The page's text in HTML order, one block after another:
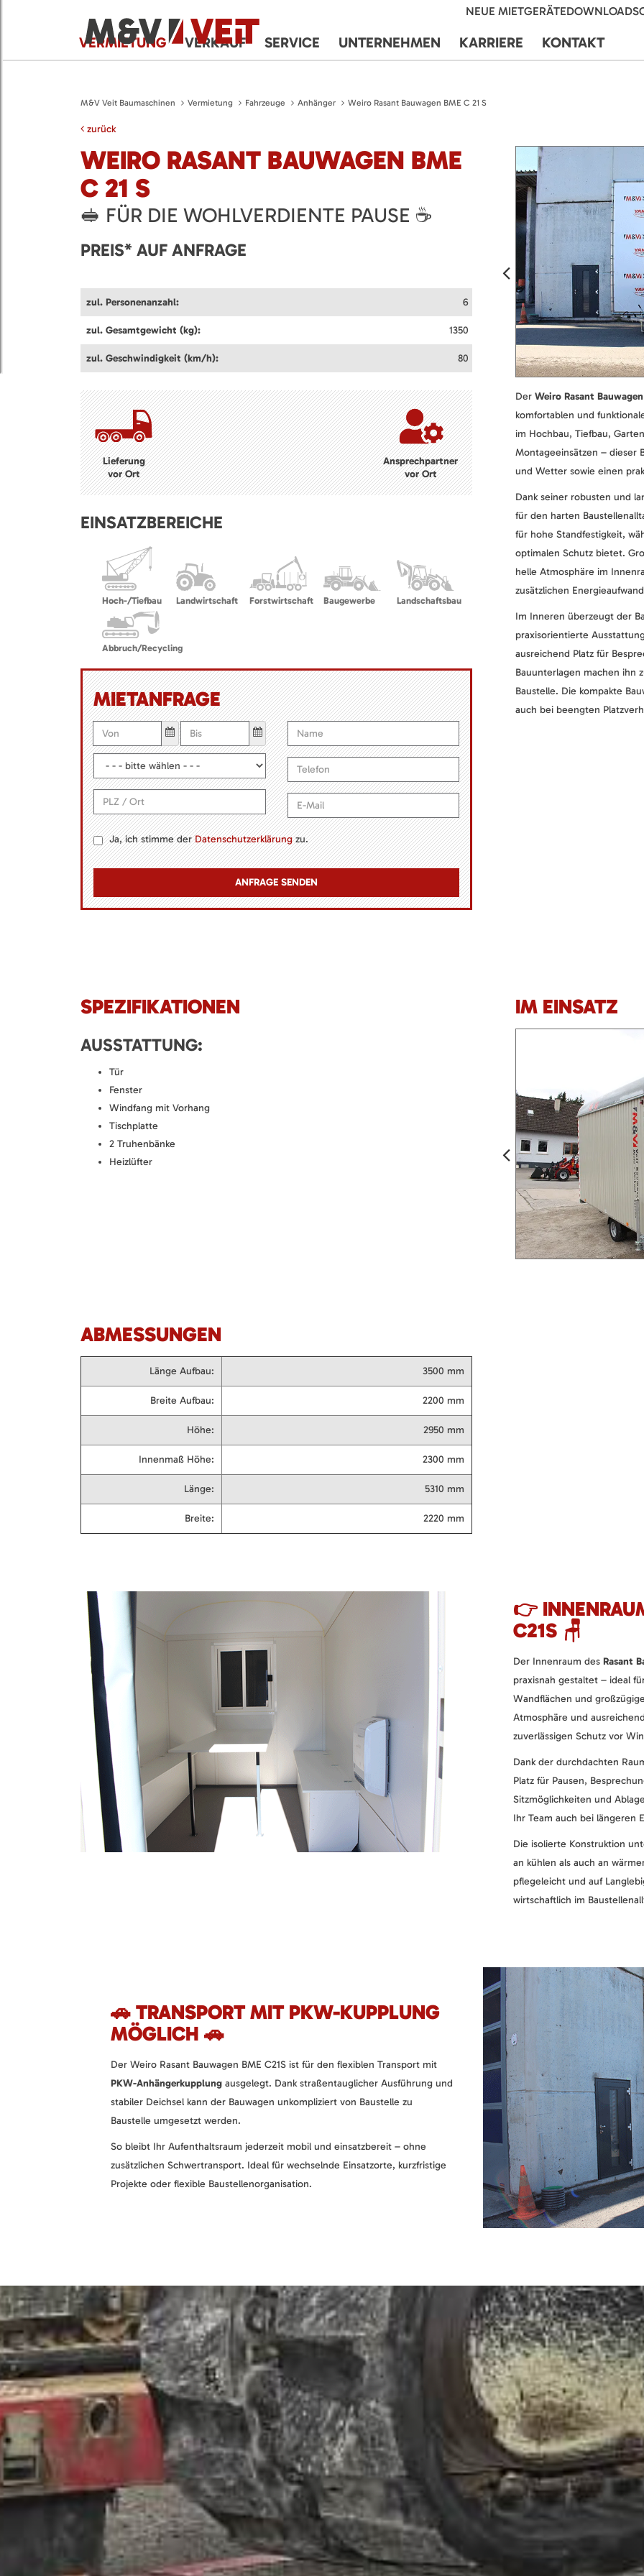
NEUE MIETGERÄTEDOWNLOADS
VERMIETUNG VERKAUF SERVICE UNTERNEHMEN KARRIERE KONTAKT
M&V Veit Baumaschinen Vermietung Fahrzeuge Anhänger Weiro Rasant Bauwagen BME C 21 S
zurück
WEIRO RASANT BAUWAGEN BME
C 21 S
🥪 FÜR DIE WOHLVERDIENTE PAUSE ☕
PREIS* AUF ANFRAGE
zul. Personenanzahl: 6
zul. Gesamtgewicht (kg): 1350
zul. Geschwindigkeit (km/h): 80
Lieferung
vor Ort
Ansprechpartner
vor Ort
EINSATZBEREICHE
Hoch-/Tiefbau Landwirtschaft Forstwirtschaft Baugewerbe Landschaftsbau
Abbruch/Recycling
MIETANFRAGE
Ja, ich stimme derDatenschutzerklärungzu.
Der Weiro Rasant Bauwagen
komfortablen und
im Hochbau, Tiefbau,
Montageeinsätzen – dieser
und Wetter sowie einen
Dank seiner robusten und
für den harten
für hohe Standfestigkeit,
optimalen Schutz bietet.
helle Atmosphäre im
zusätzlichen
Im Inneren überzeugt der
praxisorientierte
ausreichend Platz für
Bauunterlagen machen ihn
Baustelle. Die kompakte
auch bei beengten
SPEZIFIKATIONEN
AUSSTATTUNG:
Tür
Fenster
Windfang mit Vorhang
Tischplatte
2 Truhenbänke
Heizlüfter
IM EINSATZ
ABMESSUNGEN
Länge Aufbau: 3500 mm
Breite Aufbau: 2200 mm
Höhe: 2950 mm
Innenmaß Höhe: 2300 mm
Länge: 5310 mm
Breite: 2220 mm
👉
C21S 🪑
Der Innenraum des Rasant
praxisnah gestaltet – ideal
Wandflächen und
Atmosphäre und
zuverlässigen Schutz vor
Dank der durchdachten
Platz für Pausen,
Sitzmöglichkeiten und
Ihr Team auch bei längeren
Die isolierte Konstruktion
an kühlen als auch an
pflegeleicht und auf
wirtschaftlich im
🚗 TRANSPORT MIT PKW-KUPPLUNG
MÖGLICH 🚗
Der Weiro Rasant Bauwagen BME C21S ist für den flexiblen Transport mit
PKW-Anhängerkupplung ausgelegt. Dank straßentauglicher Ausführung und
stabiler Deichsel kann der Bauwagen unkompliziert von Baustelle zu
Baustelle umgesetzt werden.
So bleibt Ihr Aufenthaltsraum jederzeit mobil und einsatzbereit – ohne
zusätzlichen Schwertransport. Ideal für wechselnde Einsatzorte, kurzfristige
Projekte oder flexible Baustellenorganisation.